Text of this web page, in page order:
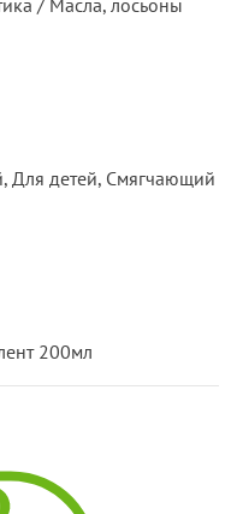
Для детей, Смягчающий
200мл